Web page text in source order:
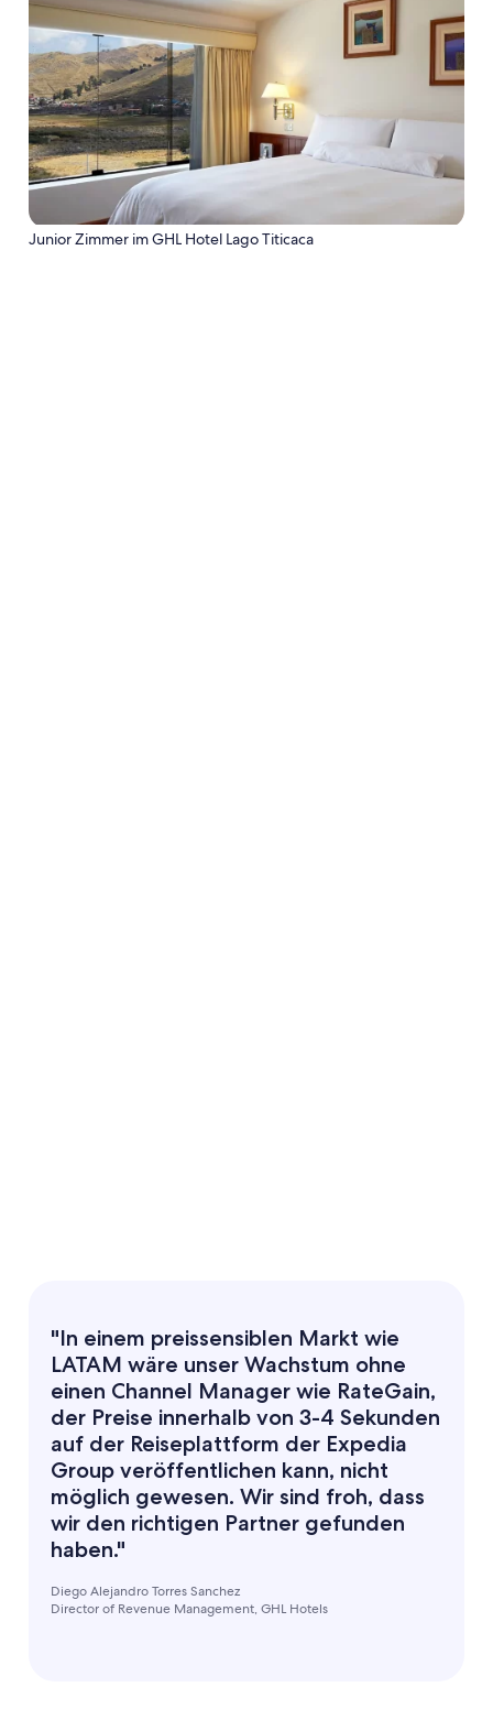
Junior Zimmer im GHL Hotel Lago Titicaca
"In einem preissensiblen Markt wie
LATAM wäre unser Wachstum ohne
einen Channel Manager wie RateGain,
der Preise innerhalb von 3-4 Sekunden
auf der Reiseplattform der Expedia
Group veröffentlichen kann, nicht
möglich gewesen. Wir sind froh, dass
wir den richtigen Partner gefunden
haben."
Diego Alejandro Torres Sanchez
Director of Revenue Management, GHL Hotels